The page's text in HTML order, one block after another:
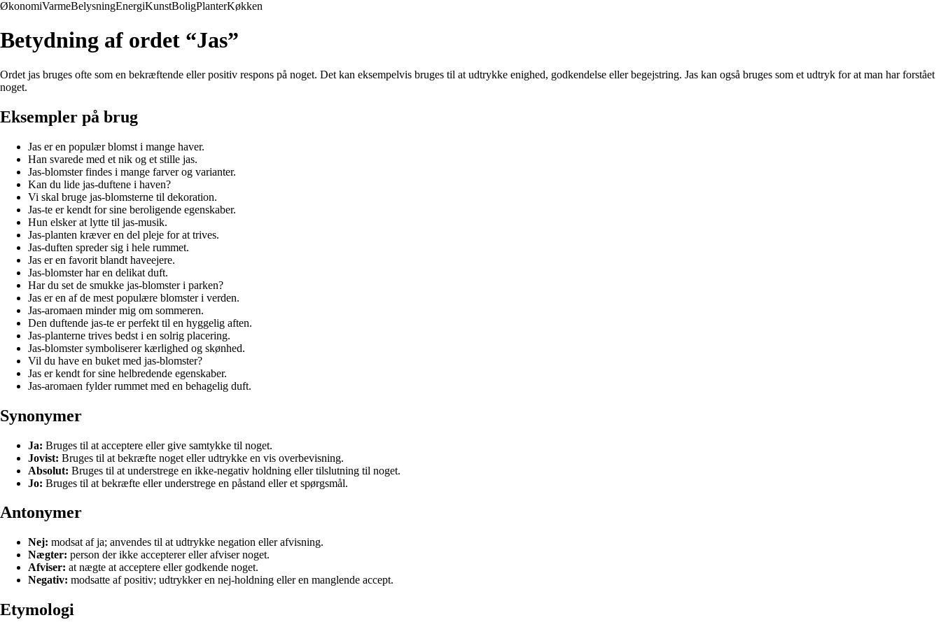
ØkonomiVarmeBelysningEnergiKunstBoligPlanterKøkken
Betydning af ordet “Jas”
Ordet jas bruges ofte som en bekræftende eller positiv respons på noget. Det kan eksempelvis bruges til at udtrykke enighed, godkendelse eller begejstring. Jas kan også bruges som et udtryk for at man har forstået
noget.
Eksempler på brug
Jas er en populær blomst i mange haver.
Han svarede med et nik og et stille jas.
Jas-blomster findes i mange farver og varianter.
Kan du lide jas-duftene i haven?
Vi skal bruge jas-blomsterne til dekoration.
Jas-te er kendt for sine beroligende egenskaber.
Hun elsker at lytte til jas-musik.
Jas-planten kræver en del pleje for at trives.
Jas-duften spreder sig i hele rummet.
Jas er en favorit blandt haveejere.
Jas-blomster har en delikat duft.
Har du set de smukke jas-blomster i parken?
Jas er en af ​​de mest populære blomster i verden.
Jas-aromaen minder mig om sommeren.
Den duftende jas-te er perfekt til en hyggelig aften.
Jas-planterne trives bedst i en solrig placering.
Jas-blomster symboliserer kærlighed og skønhed.
Vil du have en buket med jas-blomster?
Jas er kendt for sine helbredende egenskaber.
Jas-aromaen fylder rummet med en behagelig duft.
Synonymer
Ja: Bruges til at acceptere eller give samtykke til noget.
Jovist: Bruges til at bekræfte noget eller udtrykke en vis overbevisning.
Absolut: Bruges til at understrege en ikke-negativ holdning eller tilslutning til noget.
Jo: Bruges til at bekræfte eller understrege en påstand eller et spørgsmål.
Antonymer
Nej: modsat af ja; anvendes til at udtrykke negation eller afvisning.
Nægter: person der ikke accepterer eller afviser noget.
Afviser: at nægte at acceptere eller godkende noget.
Negativ: modsatte af positiv; udtrykker en nej-holdning eller en manglende accept.
Etymologi